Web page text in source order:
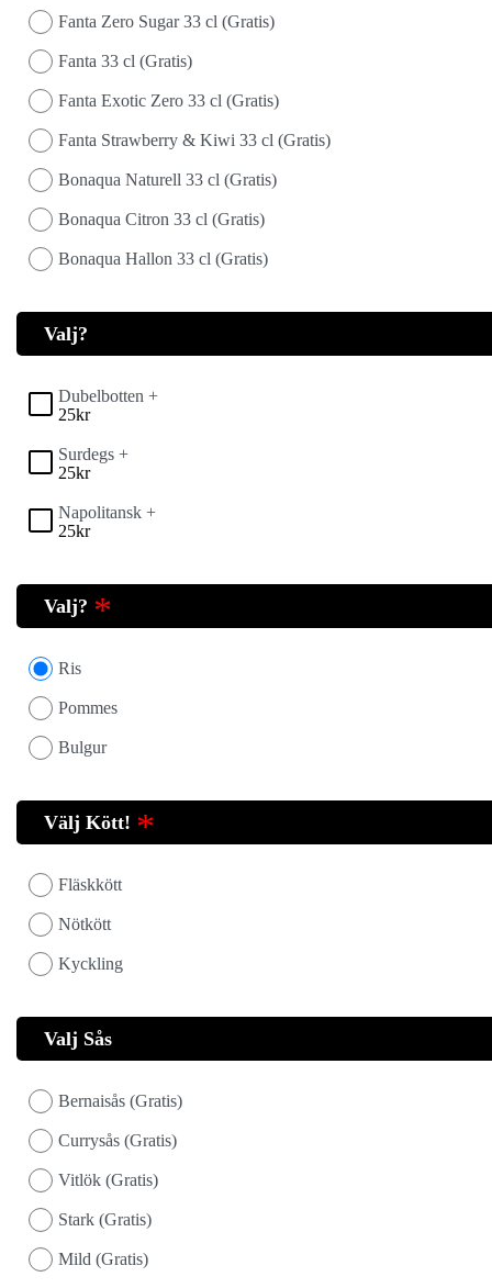
Fanta Zero Sugar 33 cl (Gratis)
Fanta 33 cl (Gratis)
Fanta Exotic Zero 33 cl (Gratis)
Fanta Strawberry & Kiwi 33 cl (Gratis)
Bonaqua Naturell 33 cl (Gratis)
Bonaqua Citron 33 cl (Gratis)
Bonaqua Hallon 33 cl (Gratis)
Valj?
Dubelbotten +
25kr
Surdegs +
25kr
Napolitansk +
25kr
Valj?
Ris
Pommes
Bulgur
Välj Kött!
Fläskkött
Nötkött
Kyckling
Valj Sås
Bernaisås (Gratis)
Currysås (Gratis)
Vitlök (Gratis)
Stark (Gratis)
Mild (Gratis)